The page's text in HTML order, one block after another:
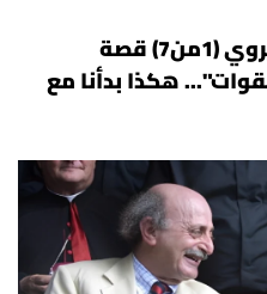
بالفيديو - أسعد شفتري يروي (1من7) قصة
هكذا بدأنا مع